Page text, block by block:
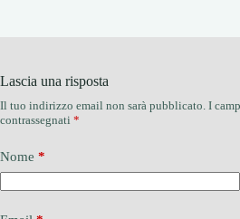
Lascia una risposta
Il tuo indirizzo email non sarà pubblicato. I
contrassegnati *
Nome *